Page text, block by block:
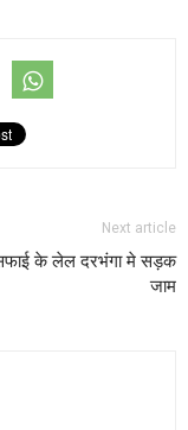
Next article
के लेल दरभंगा मे सड़क
जाम